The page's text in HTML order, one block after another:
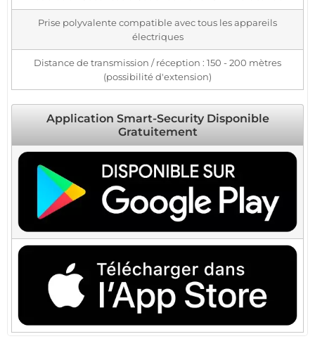
Prise polyvalente compatible avec tous les appareils
électriques
Distance de transmission / réception : 150 - 200 mètres
(possibilité d'extension)
Application Smart-Security Disponible
Gratuitement